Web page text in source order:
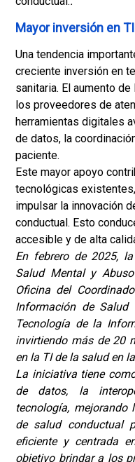
Mayor inversión en
Una tendencia
creciente inversión en
sanitaria. El aumento
los proveedores de
herramientas digitales
de datos, la
paciente.
Este mayor apoyo
tecnológicas
impulsar la innovación
conductual. Esto
accesible y de alta
En febrero de 2025,
Salud Mental y
Oficina del
Información de
Tecnología de la
invirtiendo más de 20
en la TI de la salud en
La iniciativa tiene
de datos, la
tecnología, mejorando
de salud conductual
eficiente y centrada
objetivo brindar a los